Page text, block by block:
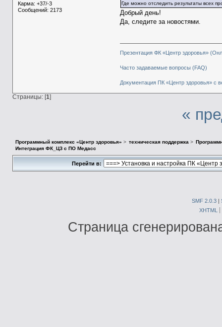
Карма: +37/-3
Сообщений: 2173
Где можно отследить результаты всех
Добрый день!
Да, следите за новостями.
Презентация ФК «Центр здоровья»
Часто задаваемые вопросы (FAQ)
Документация ПК «Центр здоровья» с
Страницы: [1]
«
Программный комплекс «Центр здоровья» > техническая поддержка >
Интеграция ФК_ЦЗ с ПО Медасс
Перейти в:
SMF 2.0.3|
XHTML
Страница